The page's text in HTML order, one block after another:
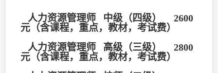
人力资源管理师 中级（四级） 2600
元（含课程，重点，教材，考试费）
人力资源管理师 高级 （三级）
2800
元（含课程，重点，教材，考试费）